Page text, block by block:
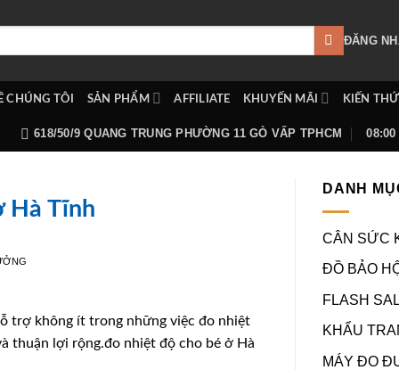
ĐĂNG
CHÚNG TÔI SẢN PHẨM AFFILIATE KHUYẾN MÃI KIẾN
618/50/9 QUANG TRUNG PHƯỜNG 11 GÒ VẤP TPHCM 08:00
Hà Tĩnh
trợ không ít trong những việc đo nhiệt
thuận lợi rộng.đo nhiệt độ cho bé ở Hà
DANH
CÂN SỨC
ĐỒ BẢO
FLASH
KHẨU
MÁY ĐO